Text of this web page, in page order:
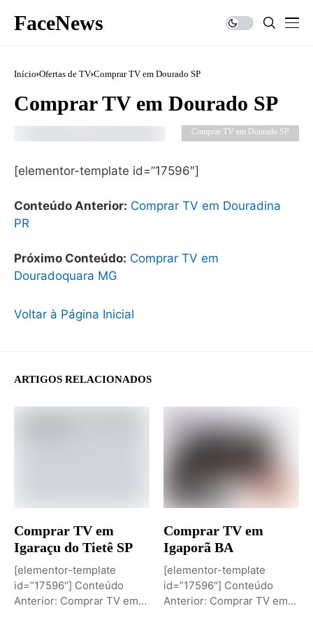
FaceNews
Início Ofertas de TV Comprar TV em Dourado SP
Comprar TV em Dourado SP
Comprar TV em Dourado SP
[elementor-template id=”17596″]
Conteúdo Anterior: Comprar TV em Douradina
PR
Próximo Conteúdo: Comprar TV em
Douradoquara MG
Voltar à Página Inicial
ARTIGOS RELACIONADOS
Comprar TV em
Igaraçu do Tietê SP
[elementor-template
id=”17596″] Conteúdo
Anterior: Comprar TV em
Comprar TV em
Igaporã BA
[elementor-template
id=”17596″] Conteúdo
Anterior: Comprar TV em